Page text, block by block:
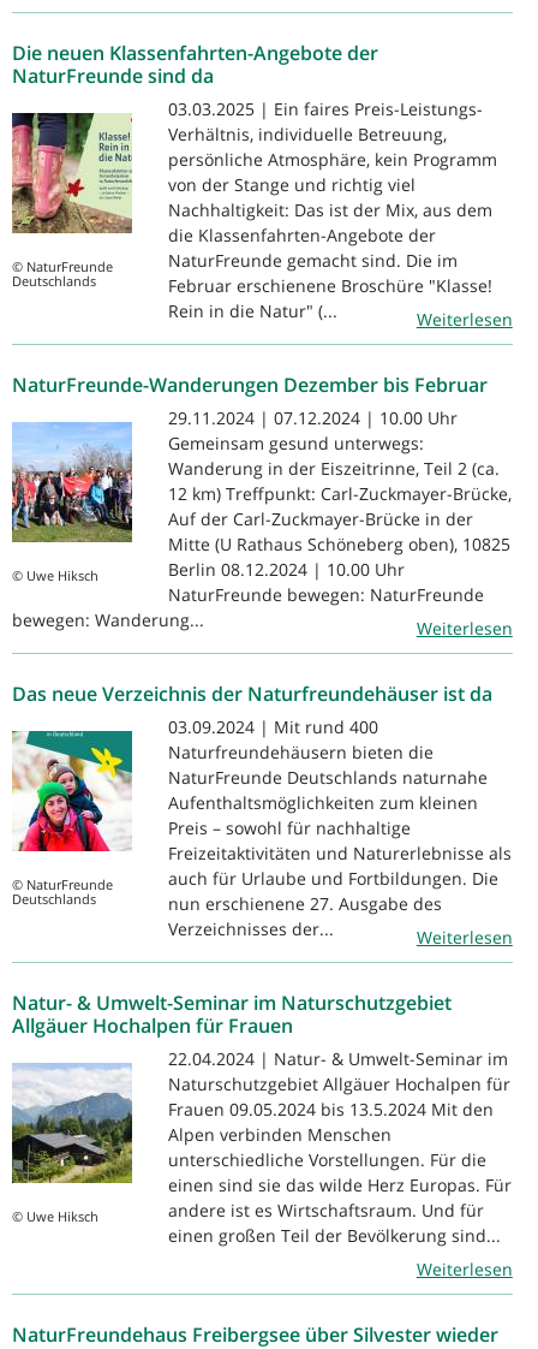
Die neuen Klassenfahrten-Angebote der
NaturFreunde sind da
© NaturFreunde
Deutschlands
03.03.2025 | Ein faires Preis-Leistungs-
Verhältnis, individuelle Betreuung,
persönliche Atmosphäre, kein Programm
von der Stange und richtig viel
Nachhaltigkeit: Das ist der Mix, aus dem
die Klassenfahrten-Angebote der
NaturFreunde gemacht sind. Die im
Februar erschienene Broschüre "Klasse!
Rein in die Natur" (...
Weiterlesen
NaturFreunde-Wanderungen Dezember bis Februar
© Uwe Hiksch
29.11.2024 | 07.12.2024 | 10.00 Uhr
Gemeinsam gesund unterwegs:
Wanderung in der Eiszeitrinne, Teil 2 (ca.
12 km) Treffpunkt: Carl-Zuckmayer-Brücke,
Auf der Carl-Zuckmayer-Brücke in der
Mitte (U Rathaus Schöneberg oben), 10825
Berlin 08.12.2024 | 10.00 Uhr
NaturFreunde bewegen: NaturFreunde
bewegen: Wanderung...
Weiterlesen
Das neue Verzeichnis der Naturfreundehäuser ist da
© NaturFreunde
Deutschlands
03.09.2024 | Mit rund 400
Naturfreundehäusern bieten die
NaturFreunde Deutschlands naturnahe
Aufenthaltsmöglichkeiten zum kleinen
Preis – sowohl für nachhaltige
Freizeitaktivitäten und Naturerlebnisse als
auch für Urlaube und Fortbildungen. Die
nun erschienene 27. Ausgabe des
Verzeichnisses der...
Weiterlesen
Natur- & Umwelt-Seminar im Naturschutzgebiet
Allgäuer Hochalpen für Frauen
© Uwe Hiksch
22.04.2024 | Natur- & Umwelt-Seminar im
Naturschutzgebiet Allgäuer Hochalpen für
Frauen 09.05.2024 bis 13.5.2024 Mit den
Alpen verbinden Menschen
unterschiedliche Vorstellungen. Für die
einen sind sie das wilde Herz Europas. Für
andere ist es Wirtschaftsraum. Und für
einen großen Teil der Bevölkerung sind...
Weiterlesen
NaturFreundehaus Freibergsee über Silvester wieder